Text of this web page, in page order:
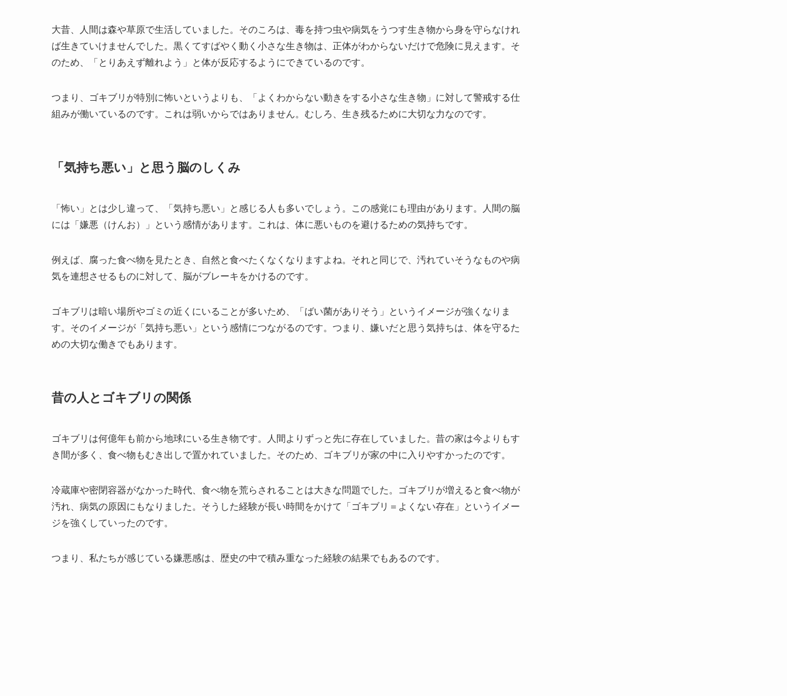
大昔、人間は森や草原で生活していました。そのころは、毒を持つ虫や病気をうつす生き物から身を守らなけれ
ば生きていけませんでした。黒くてすばやく動く小さな生き物は、正体がわからないだけで危険に見えます。そ
のため、「とりあえず離れよう」と体が反応するようにできているのです。
つまり、ゴキブリが特別に怖いというよりも、「よくわからない動きをする小さな生き物」に対して警戒する仕
組みが働いているのです。これは弱いからではありません。むしろ、生き残るために大切な力なのです。
「気持ち悪い」と思う脳のしくみ
「怖い」とは少し違って、「気持ち悪い」と感じる人も多いでしょう。この感覚にも理由があります。人間の脳
には「嫌悪（けんお）」という感情があります。これは、体に悪いものを避けるための気持ちです。
例えば、腐った食べ物を見たとき、自然と食べたくなくなりますよね。それと同じで、汚れていそうなものや病
気を連想させるものに対して、脳がブレーキをかけるのです。
ゴキブリは暗い場所やゴミの近くにいることが多いため、「ばい菌がありそう」というイメージが強くなりま
す。そのイメージが「気持ち悪い」という感情につながるのです。つまり、嫌いだと思う気持ちは、体を守るた
めの大切な働きでもあります。
昔の人とゴキブリの関係
ゴキブリは何億年も前から地球にいる生き物です。人間よりずっと先に存在していました。昔の家は今よりもす
き間が多く、食べ物もむき出しで置かれていました。そのため、ゴキブリが家の中に入りやすかったのです。
冷蔵庫や密閉容器がなかった時代、食べ物を荒らされることは大きな問題でした。ゴキブリが増えると食べ物が
汚れ、病気の原因にもなりました。そうした経験が長い時間をかけて「ゴキブリ＝よくない存在」というイメー
ジを強くしていったのです。
つまり、私たちが感じている嫌悪感は、歴史の中で積み重なった経験の結果でもあるのです。